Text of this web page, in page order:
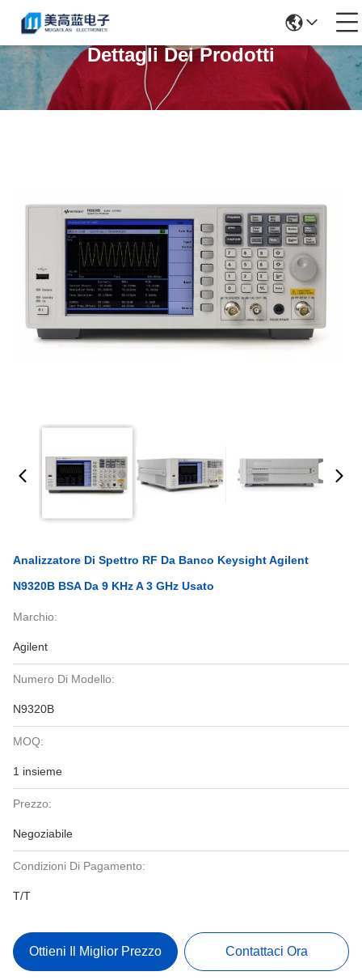
Dettagli Dei Prodotti
Analizzatore Di Spettro RF Da Banco Keysight Agilent
N9320B BSA Da 9 KHz A 3 GHz Usato
Marchio:
Agilent
Numero Di Modello:
N9320B
MOQ:
1 insieme
Prezzo:
Negoziabile
Condizioni Di Pagamento:
T/T
Ottieni Il Miglior Prezzo Contattaci Ora